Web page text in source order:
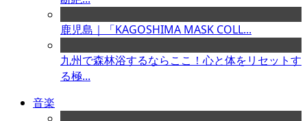
鹿児島｜「KAGOSHIMA MASK COLL...
九州で森林浴するならここ！心と体をリセットす
る極...
音楽